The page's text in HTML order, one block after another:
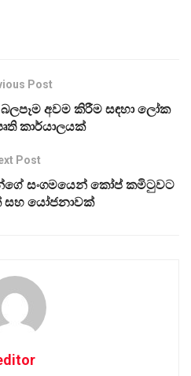
Post
බලපෑම අවම කිරීම සඳහා ලෝක
කාර්යාලයක්
Post
සංගමයෙන් කෝප් කමිටුවට
සහ යෝජනාවක්